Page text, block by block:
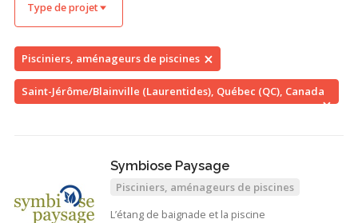
Type de projet
Pisciniers, aménageurs de piscines
Saint-Jérôme/Blainville (Laurentides), Québec (QC), Canada
Symbiose Paysage
Pisciniers, aménageurs de piscines
L’étang de baignade et la piscine